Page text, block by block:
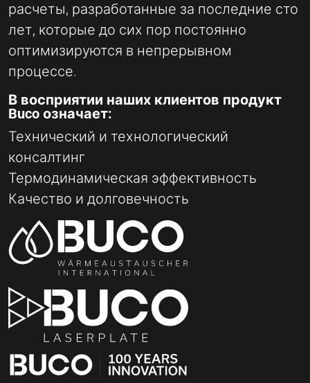
расчеты, разработанные за последние сто
лет, которые до сих пор постоянно
оптимизируются в непрерывном
процессе.
В восприятии наших клиентов продукт
Buco означает:
Технический и технологический
консалтинг
Термодинамическая эффективность
Качество и долговечность